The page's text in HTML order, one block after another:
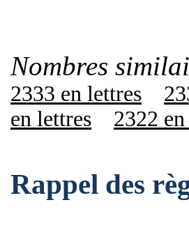
Nombres
2333 en lettres
en lettres
2322
Rappel des